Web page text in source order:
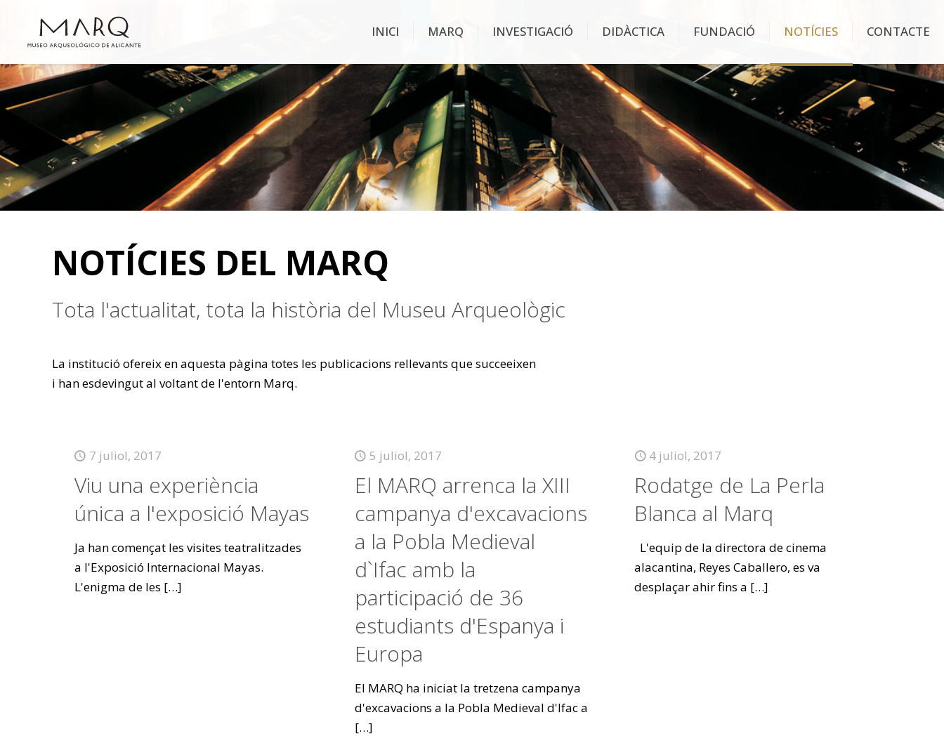
INICI MARQ INVESTIGACIÓ DIDÀCTICA FUNDACIÓ NOTÍCIES CONTACTE
NOTÍCIES DEL MARQ
Tota l'actualitat, tota la història del Museu Arqueològic
La institució ofereix en aquesta pàgina totes les publicacions rellevants que succeeixen
i han esdevingut al voltant de l'entorn Marq.
7 juliol, 2017
Viu una experiència
única a l'exposició Mayas
Ja han començat les visites teatralitzades
a l'Exposició Internacional Mayas.
L'enigma de les […]
5 juliol, 2017
El MARQ arrenca la XIII
campanya d'excavacions
a la Pobla Medieval
d`Ifac amb la
participació de 36
estudiants d'Espanya i
Europa
El MARQ ha iniciat la tretzena campanya
d'excavacions a la Pobla Medieval d'Ifac a
[…]
4 juliol, 2017
Rodatge de La Perla
Blanca al Marq
L'equip de la directora de cinema
alacantina, Reyes Caballero, es va
desplaçar ahir fins a […]